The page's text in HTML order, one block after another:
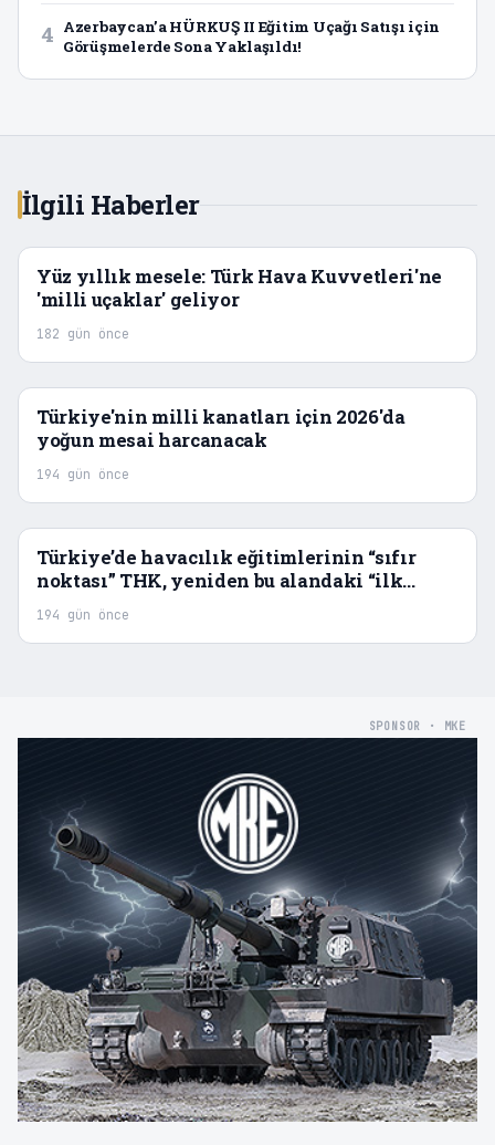
4 Azerbaycan’a HÜRKUŞ II Eğitim Uçağı Satışı için
Görüşmelerde Sona Yaklaşıldı!
İlgili Haberler
Yüz yıllık mesele: Türk Hava Kuvvetleri'ne
'milli uçaklar' geliyor
182 gün önce
Türkiye'nin milli kanatları için 2026'da
yoğun mesai harcanacak
194 gün önce
Türkiye’de havacılık eğitimlerinin “sıfır
noktası” THK, yeniden bu alandaki “ilk
adres” olmayı hedefliyor
194 gün önce
SPONSOR · MKE